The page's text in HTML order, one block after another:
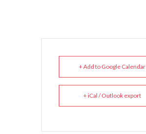
+ Add to Google Calendar
+ iCal / Outlook export